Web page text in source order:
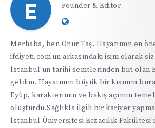
E Founder & Editor
Website:
Merhaba, ben Onur Taş. Hayatımın en
ifdiyeti.com'un arkasındaki isim olarak
İstanbul'un tarihi semtlerinden biri olan
geldim. Hayatımın büyük bir kısmını
Eyüp, karakterimin ve bakış açımın
oluşturdu.Sağlıkla ilgili bir kariyer
İstanbul Üniversitesi Eczacılık